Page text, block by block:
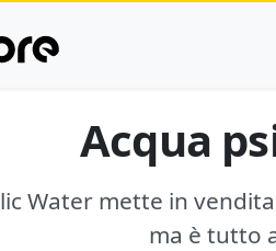
Acqua
Water mette in
ma è tutto